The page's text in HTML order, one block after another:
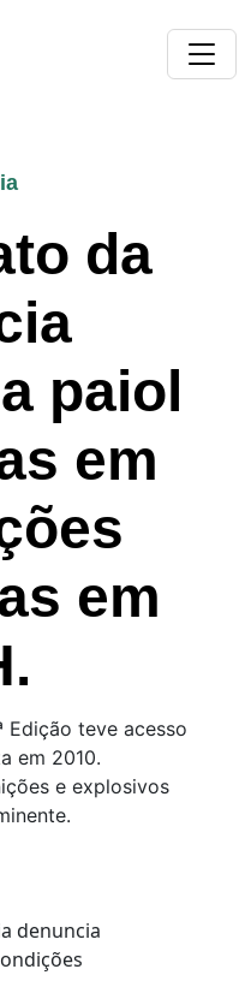
da
paiol
em
em
Edição teve acesso
em 2010.
e explosivos